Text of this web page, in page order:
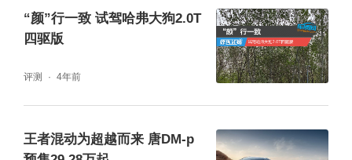
油经济性，但我相信大家还是会比较关心唐D
“颜”行一致 试驾哈弗大狗2.0T
四驱版
评测 4年前
王者混动为超越而来 唐DM-p